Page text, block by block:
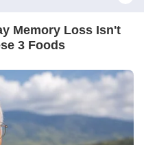
on Facebook
us on X
Follow us on Instagram
Follow us on
Pedoman Media Siber
Hubungi Kami